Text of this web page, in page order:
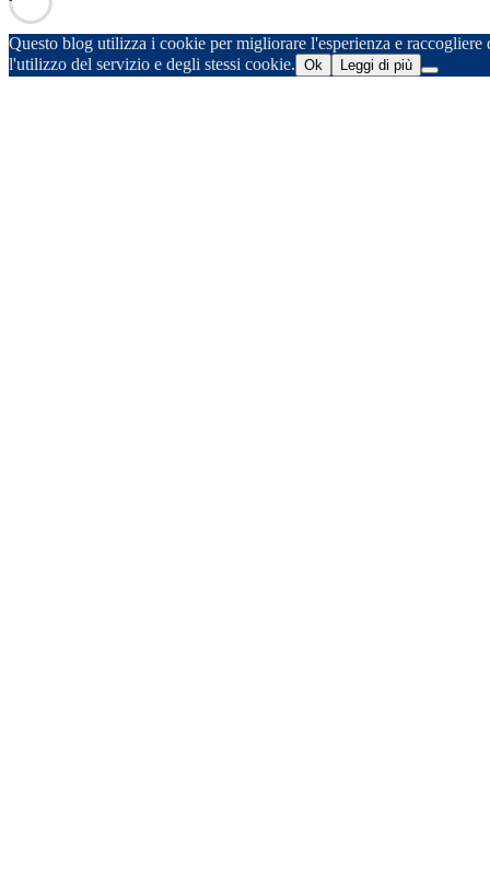
Questo blog utilizza i cookie per migliorare l'esperienza e
l'utilizzo del servizio e degli stessi cookie. Ok Leggi di più